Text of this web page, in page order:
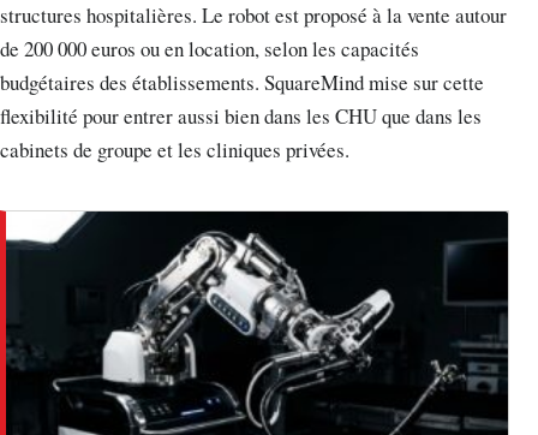
structures hospitalières. Le robot est proposé à la vente autour
de 200 000 euros ou en location, selon les capacités
budgétaires des établissements. SquareMind mise sur cette
flexibilité pour entrer aussi bien dans les CHU que dans les
cabinets de groupe et les cliniques privées.